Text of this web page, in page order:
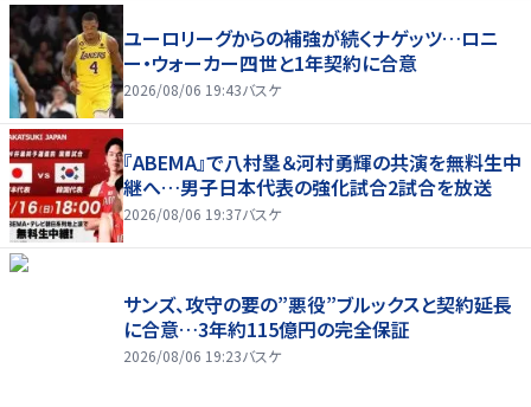
ユーロリーグからの補強が続くナゲッツ…ロニ
ー・ウォーカー四世と1年契約に合意
2026/08/06 19:43バスケ
『ABEMA』で八村塁＆河村勇輝の共演を無料生中
継へ…男子日本代表の強化試合2試合を放送
2026/08/06 19:37バスケ
サンズ、攻守の要の”悪役”ブルックスと契約延長
に合意…3年約115億円の完全保証
2026/08/06 19:23バスケ